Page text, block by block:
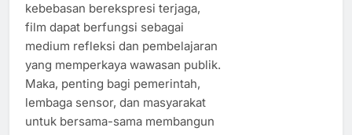
kebebasan berekspresi terjaga,
film dapat berfungsi sebagai
medium refleksi dan pembelajaran
yang memperkaya wawasan publik.
Maka, penting bagi pemerintah,
lembaga sensor, dan masyarakat
untuk bersama-sama membangun